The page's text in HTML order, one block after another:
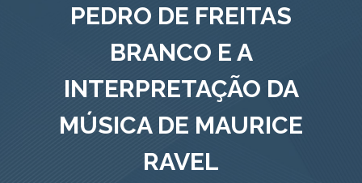
PEDRO DE FREITAS
BRANCO E A
INTERPRETAÇÃO DA
MÚSICA DE MAURICE
RAVEL